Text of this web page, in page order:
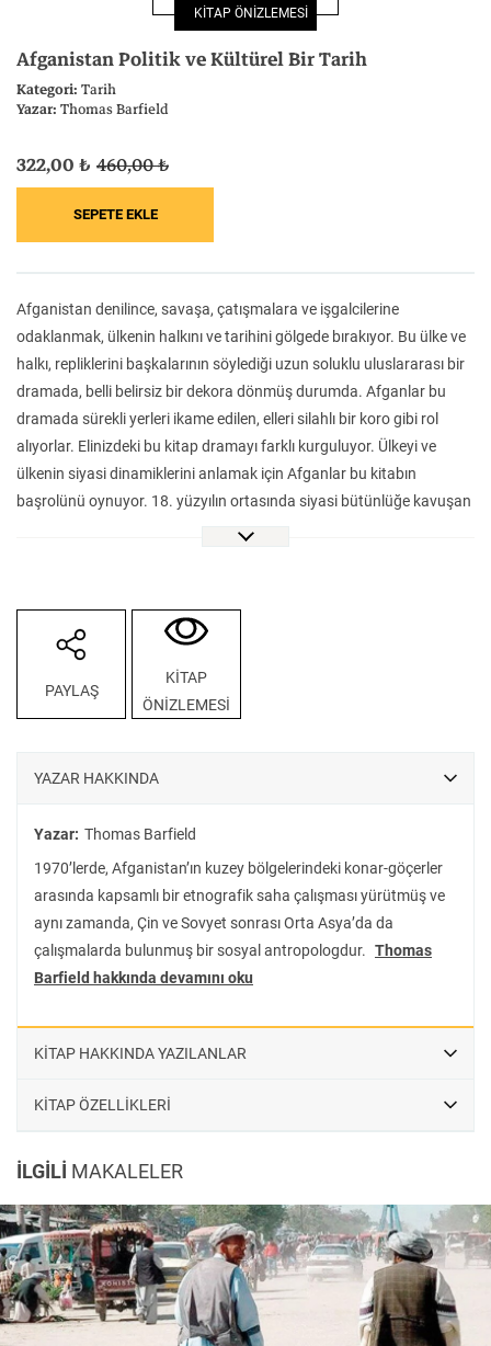
Felsefe Kesişimler
İnsan ve Toplum
Klasik Bilim
KİTAP ÖNİZLEMESİ
Afganistan Politik ve Kültürel Bir Tarih
Kategori:Tarih
Yazar:Thomas Barfield
Afganistan denilince, savaşa, çatışmalara ve işgalcilerine
odaklanmak, ülkenin halkını ve tarihini gölgede bırakıyor. Bu ülke ve
halkı, repliklerini başkalarının söylediği uzun soluklu uluslararası bir
dramada, belli belirsiz bir dekora dönmüş durumda. Afganlar bu
dramada sürekli yerleri ikame edilen, elleri silahlı bir koro gibi rol
alıyorlar. Elinizdeki bu kitap dramayı farklı kurguluyor. Ülkeyi ve
ülkenin siyasi dinamiklerini anlamak için Afganlar bu kitabın
başrolünü oynuyor. 18. yüzyılın ortasında siyasi bütünlüğe kavuşan
bu çileli ülkede yöneticilerin siyasi meşruiyeti nasıl elde ettikleri ve
Barfield’in Afganistan’da geçirdiği uzun yıllardan sonra kaleme
aldığı bu eserde, Afganistan’ın aşiret yapıları, yabancı istilalarının
sebep ve sonuçları hakkında tahliller yaptığı gibi ülkenin geleceği
hakkında öngörülerde bulunmaktan da imtina etmiyor. Türkiye’de
Afganistan ve Orta Asya literatüründe yeni bir saha açacak
İngiliz, Sovyet ve nihayetinde Amerikan imparatorluklarının
bir eser.
322,00 ₺ 460,00 ₺
PAYLAŞ
KİTAP
ÖNİZLEMESİ
YAZAR HAKKINDA
Yazar: Thomas Barfield
1970’lerde, Afganistan’ın kuzey bölgelerindeki konar-göçerler
arasında kapsamlı bir etnografik saha çalışması yürütmüş ve
aynı zamanda, Çin ve Sovyet sonrası Orta Asya’da da
çalışmalarda bulunmuş bir sosyal antropologdur. Thomas
Barfield hakkında devamını oku
KİTAP HAKKINDA YAZILANLAR
KİTAP ÖZELLİKLERİ
İLGİLİ MAKALELER